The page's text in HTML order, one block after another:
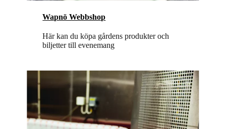
Wapnö Webbshop
Här kan du köpa gårdens produkter och
biljetter till evenemang